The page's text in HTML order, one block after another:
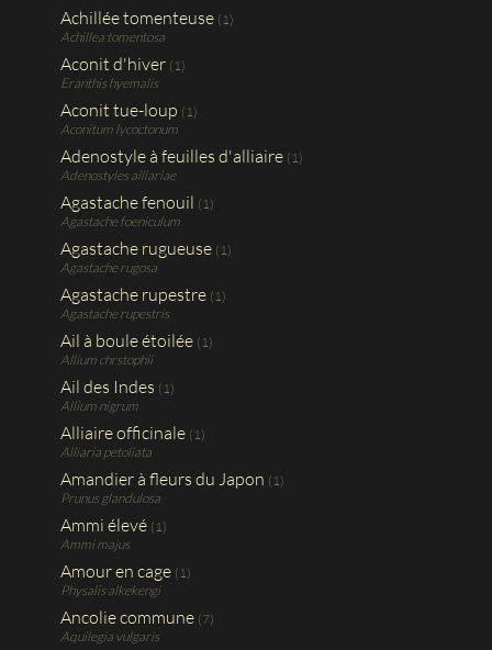
Achillée tomenteuse (1)
Achillea tomentosa
Aconit d'hiver (1)
Eranthis hyemalis
Aconit tue-loup (1)
Aconitum lycoctonum
Adenostyle à feuilles d'alliaire (1)
Adenostyles alliariae
Agastache fenouil (1)
Agastache foeniculum
Agastache rugueuse (1)
Agastache rugosa
Agastache rupestre (1)
Agastache rupestris
Ail à boule étoilée (1)
Allium chrstophii
Ail des Indes (1)
Allium nigrum
Alliaire officinale (1)
Alliaria petoliata
Amandier à fleurs du Japon (1)
Prunus glandulosa
Ammi élevé (1)
Ammi majus
Amour en cage (1)
Physalis alkekengi
Ancolie commune (7)
Aquilegia vulgaris